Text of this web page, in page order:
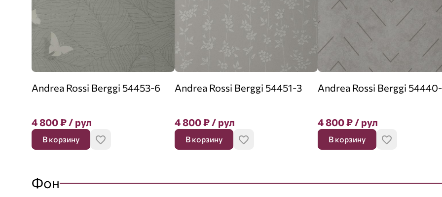
Andrea Rossi Berggi 54453-6
4 800₽/ рул
В корзину
Andrea Rossi Berggi 54451-3
4 800₽/ рул
В корзину
Andrea Rossi Berggi
4 800₽/ рул
В корзину
Фон